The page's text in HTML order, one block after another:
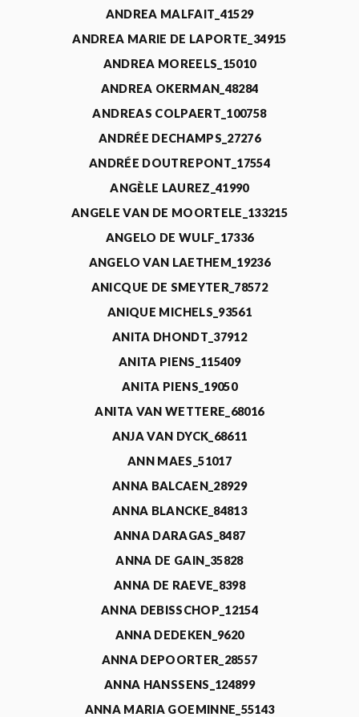
ANDREA MALFAIT_41529
ANDREA MARIE DE LAPORTE_34915
ANDREA MOREELS_15010
ANDREA OKERMAN_48284
ANDREAS COLPAERT_100758
ANDRÉE DECHAMPS_27276
ANDRÉE DOUTREPONT_17554
ANGÈLE LAUREZ_41990
ANGELE VAN DE MOORTELE_133215
ANGELO DE WULF_17336
ANGELO VAN LAETHEM_19236
ANICQUE DE SMEYTER_78572
ANIQUE MICHELS_93561
ANITA DHONDT_37912
ANITA PIENS_115409
ANITA PIENS_19050
ANITA VAN WETTERE_68016
ANJA VAN DYCK_68611
ANN MAES_51017
ANNA BALCAEN_28929
ANNA BLANCKE_84813
ANNA DARAGAS_8487
ANNA DE GAIN_35828
ANNA DE RAEVE_8398
ANNA DEBISSCHOP_12154
ANNA DEDEKEN_9620
ANNA DEPOORTER_28557
ANNA HANSSENS_124899
ANNA MARIA GOEMINNE_55143